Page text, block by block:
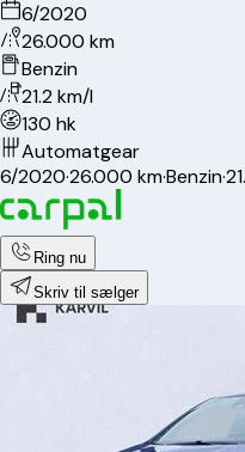
6/2020
26.000 km
Benzin
21.2 km/l
130 hk
Automatgear
6/2020·26.000 km·Benzin·
Ring nu
Skriv til sælger